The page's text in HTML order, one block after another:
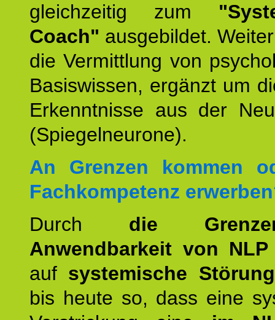
gleichzeitig zum
Coach" ausgebildet.
die Vermittlung von
Basiswissen, ergänzt um
Erkenntnisse aus der
(Spiegelneurone).
An Grenzen kommen
Fachkompetenz
Durch die
Anwendbarkeit von NLP
auf systemische
bis heute so, dass eine